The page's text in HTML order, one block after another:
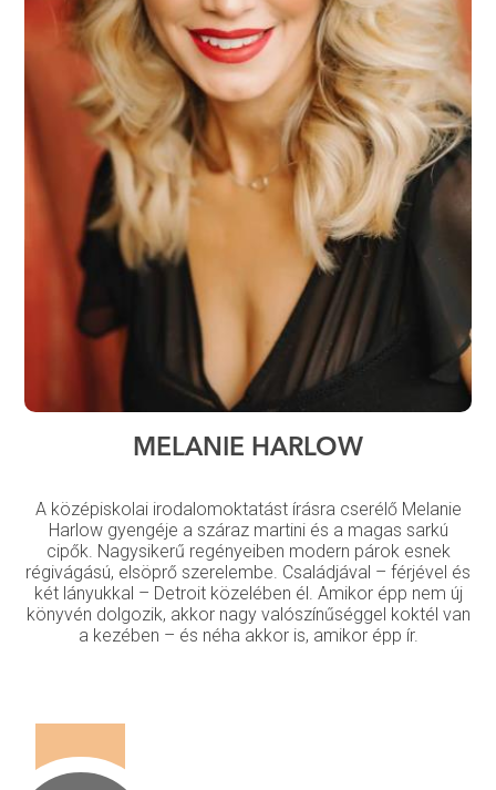
MELANIE HARLOW
A középiskolai irodalomoktatást írásra cserélő Melanie
Harlow gyengéje a száraz martini és a magas sarkú
cipők. Nagysikerű regényeiben modern párok esnek
régivágású, elsöprő szerelembe. Családjával – férjével és
két lányukkal – Detroit közelében él. Amikor épp nem új
könyvén dolgozik, akkor nagy valószínűséggel koktél van
a kezében – és néha akkor is, amikor épp ír.